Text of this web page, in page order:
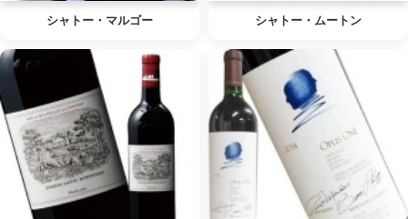
シャトー・マルゴー シャトー・ムートン